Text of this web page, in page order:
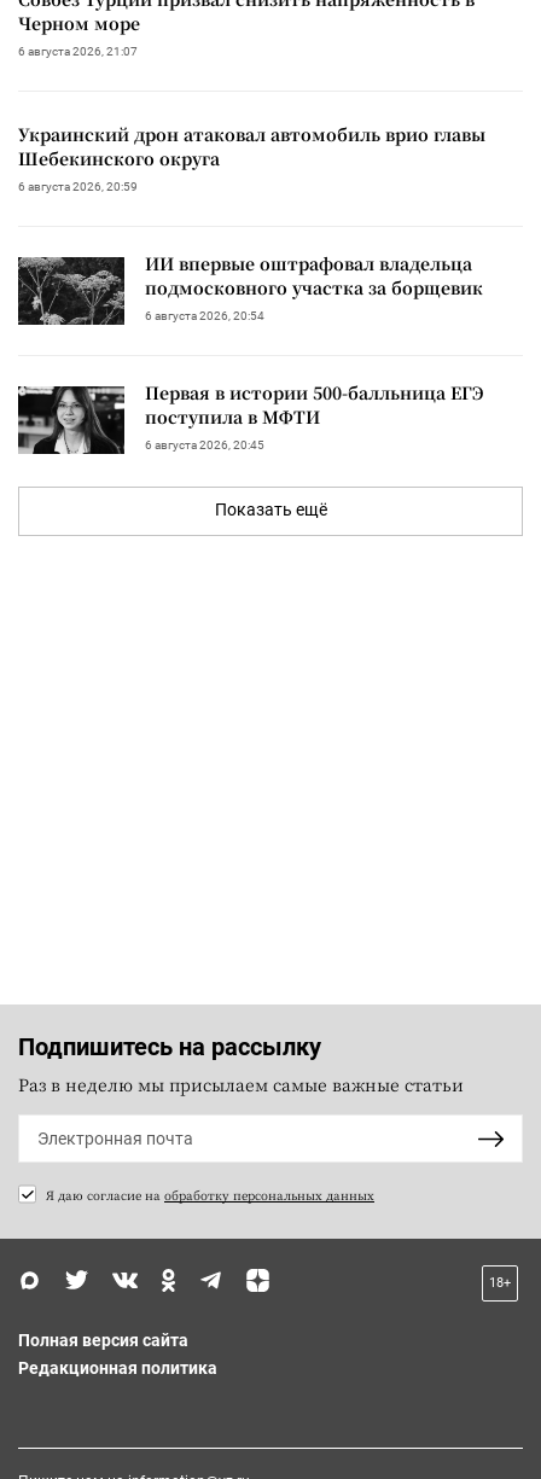
Черном море
6 августа 2026, 21:07
Украинский дрон атаковал автомобиль врио главы
Шебекинского округа
6 августа 2026, 20:59
ИИ впервые оштрафовал владельца
подмосковного участка за борщевик
6 августа 2026, 20:54
Первая в истории 500-балльница ЕГЭ
поступила в МФТИ
6 августа 2026, 20:45
Показать ещё
Подпишитесь на рассылку
Раз в неделю мы присылаем самые важные статьи
Я даю согласие на обработку персональных данных
18+
Полная версия сайта
Редакционная политика